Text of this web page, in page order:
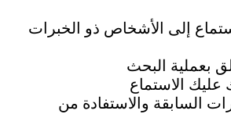
إلى الأشخاص ذو الخبرات
بعملية البحث
الاستماع
السابقة والاستفادة من